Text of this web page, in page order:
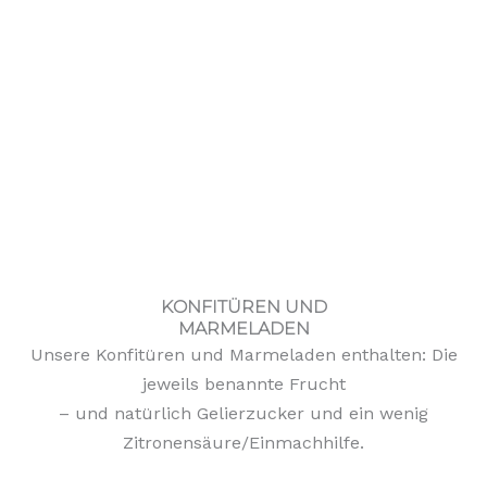
KONFITÜREN UND
MARMELADEN
Unsere Konfitüren und Marmeladen enthalten: Die
jeweils benannte Frucht
– und natürlich Gelierzucker und ein wenig
Zitronensäure/Einmachhilfe.